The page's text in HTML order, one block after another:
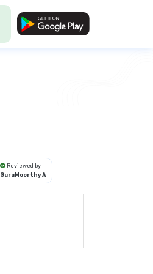
Reviewed by
GuruMoorthy A